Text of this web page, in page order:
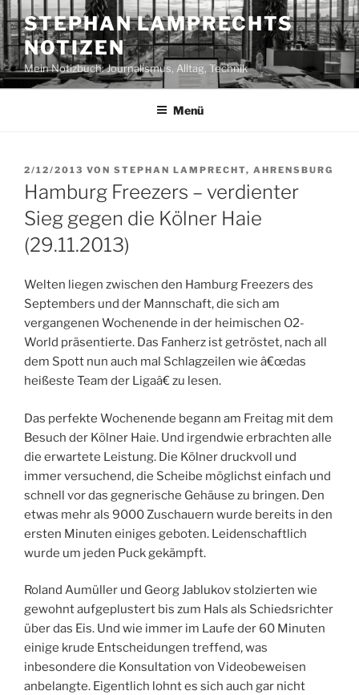
Zum
Inhalt
springen
STEPHAN LAMPRECHTS
NOTIZEN
Mein Notizbuch: Journalismus, Alltag, Technik
Menü
VERÖFFENTLICHT
AM
2/12/2013 VON STEPHAN LAMPRECHT, AHRENSBURG
Hamburg Freezers – verdienter
Sieg gegen die Kölner Haie
(29.11.2013)
Welten liegen zwischen den Hamburg Freezers des
Septembers und der Mannschaft, die sich am
vergangenen Wochenende in der heimischen O2-
World präsentierte. Das Fanherz ist getröstet, nach all
dem Spott nun auch mal Schlagzeilen wie â€œdas
heißeste Team der Ligaâ€ zu lesen.
Das perfekte Wochenende begann am Freitag mit dem
Besuch der Kölner Haie. Und irgendwie erbrachten alle
die erwartete Leistung. Die Kölner druckvoll und
immer versuchend, die Scheibe möglichst einfach und
schnell vor das gegnerische Gehäuse zu bringen. Den
etwas mehr als 9000 Zuschauern wurde bereits in den
ersten Minuten einiges geboten. Leidenschaftlich
wurde um jeden Puck gekämpft.
Roland Aumüller und Georg Jablukov stolzierten wie
gewohnt aufgeplustert bis zum Hals als Schiedsrichter
über das Eis. Und wie immer im Laufe der 60 Minuten
einige krude Entscheidungen treffend, was
inbesondere die Konsultation von Videobeweisen
anbelangte. Eigentlich lohnt es sich auch gar nicht